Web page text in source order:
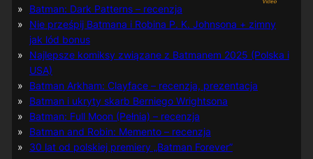
Batman: Dark Patterns – recenzja
Nie prześpij Batmana i Robina P. K. Johnsona + zimny
jak lód bonus
Najlepsze komiksy związane z Batmanem 2025 (Polska i
USA)
Batman Arkham: Clayface – recenzja, prezentacja
Batman i ukryty skarb Berniego Wrightsona
Batman: Full Moon (Pełnia) – recenzja
Batman and Robin: Memento – recenzja
30 lat od polskiej premiery „Batman Forever”